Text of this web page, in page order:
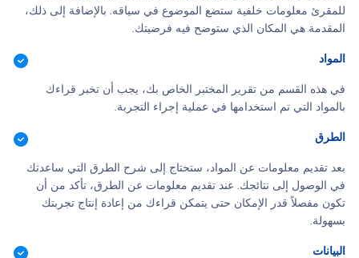
للمقرئ معلومات خلفية ستضع الموضوع في سياقه. بالإضافة إلى ذلك،
المقدمة هي المكان الذي ستوضح فيه فرضيتك.
المواد
في هذه القسم من تقرير المختبر الخاص بك، يجب أن تخبر قراءك
بالمواد التي تم استخدامها في عملية إجراء التجربة.
الطرق
بعد تقديم معلومات عن المواد، ستحتاج إلى شرح الطرق التي ساعدتك
في الوصول إلى نتائجك. عند تقديم معلومات عن الطرق، تأكد من أن
تكون مفصلاً قدر الإمكان حتى يتمكن قراءك من إعادة إنتاج تجربتك
بسهولة.
البيانات